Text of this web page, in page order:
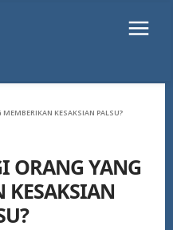
KESAKSIAN PALSU?
ORANG YANG
KESAKSIAN